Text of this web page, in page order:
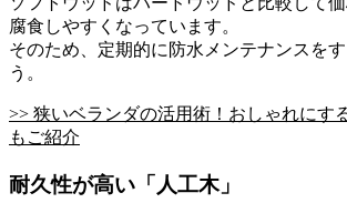
腐食しやすくなっています。
そのため、定期的に防水メンテナンスを
う。
>> 狭いベランダの活用術！おしゃれにす
もご紹介
耐久性が高い「人工木」